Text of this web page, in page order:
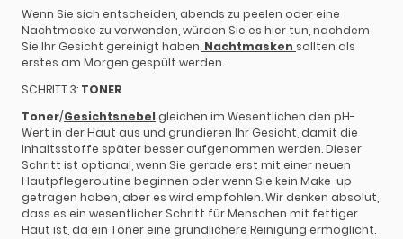
Wenn Sie sich entscheiden, abends zu peelen oder eine
Nachtmaske zu verwenden, würden Sie es hier tun, nachdem
Sie Ihr Gesicht gereinigt haben. Nachtmasken sollten als
erstes am Morgen gespült werden.
SCHRITT 3: TONER
Toner/Gesichtsnebelgleichen im Wesentlichen den pH-
Wert in der Haut aus und grundieren Ihr Gesicht, damit die
Inhaltsstoffe später besser aufgenommen werden. Dieser
Schritt ist optional, wenn Sie gerade erst mit einer neuen
Hautpflegeroutine beginnen oder wenn Sie kein Make-up
getragen haben, aber es wird empfohlen. Wir denken absolut,
dass es ein wesentlicher Schritt für Menschen mit fettiger
Haut ist, da ein Toner eine gründlichere Reinigung ermöglicht.